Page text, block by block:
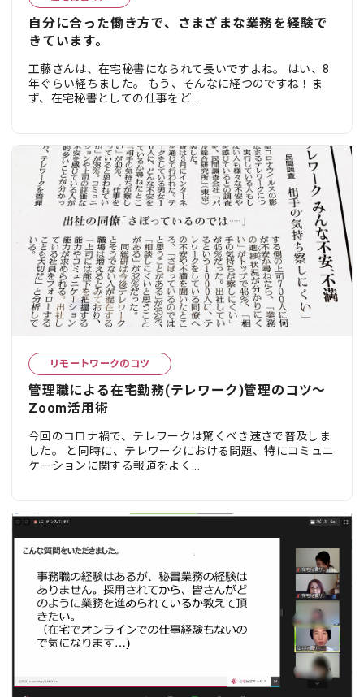
自分に合った働き方で、さまざまな業務を経験で
きています。
工藤さんは、在宅秘書になられて長いですよね。 はい、8
年ぐらい経ちました。 もう、そんなに経つのですね！ま
ず、在宅秘書としての仕事をど...
リモートワークのコツ
管理職による在宅勤務(テレワーク)管理のコツ～
Zoom活用術
今回のコロナ禍で、テレワークは驚くべき速さで普及しま
した。 と同時に、テレワークにおける問題、特にコミュニ
ケーションに関する報道をよく...